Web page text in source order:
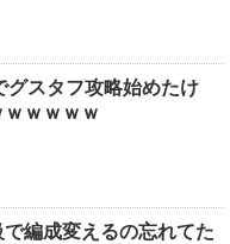
グスタフ攻略始めたけ
ｗｗｗｗ
で編成変えるの忘れてた